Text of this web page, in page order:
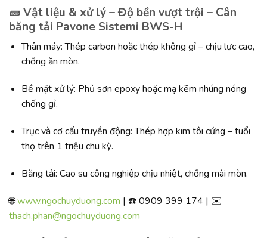
🧱 Vật liệu & xử lý – Độ bền vượt trội – Cân
băng tải Pavone Sistemi BWS-H
Thân máy: Thép carbon hoặc thép không gỉ – chịu lực cao,
chống ăn mòn.
Bề mặt xử lý: Phủ sơn epoxy hoặc mạ kẽm nhúng nóng
chống gỉ.
Trục và cơ cấu truyền động: Thép hợp kim tôi cứng – tuổi
thọ trên 1 triệu chu kỳ.
Băng tải: Cao su công nghiệp chịu nhiệt, chống mài mòn.
🌐www.ngochuyduong.com | ☎️ 0909 399 174 | ✉️
thach.phan@ngochuyduong.com